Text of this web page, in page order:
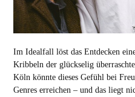
Im Idealfall löst das Entdecken
Kribbeln der glückselig
Köln könnte dieses Gefühl bei
Genres erreichen – und das liegt